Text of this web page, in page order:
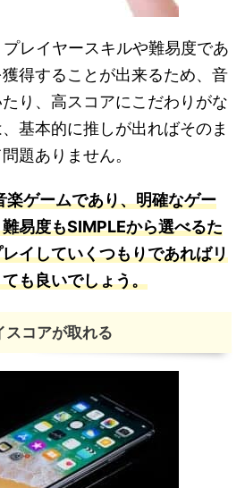
レイヤースキルや難易度であ
得することが出来るため、音
り、高スコアにこだわりがな
基本的に推しが出ればそのま
題ありません。
ゲームであり、明確なゲー
易度もSIMPLEから選べるた
イしていくつもりであればリ
も良いでしょう。
スコアが取れる